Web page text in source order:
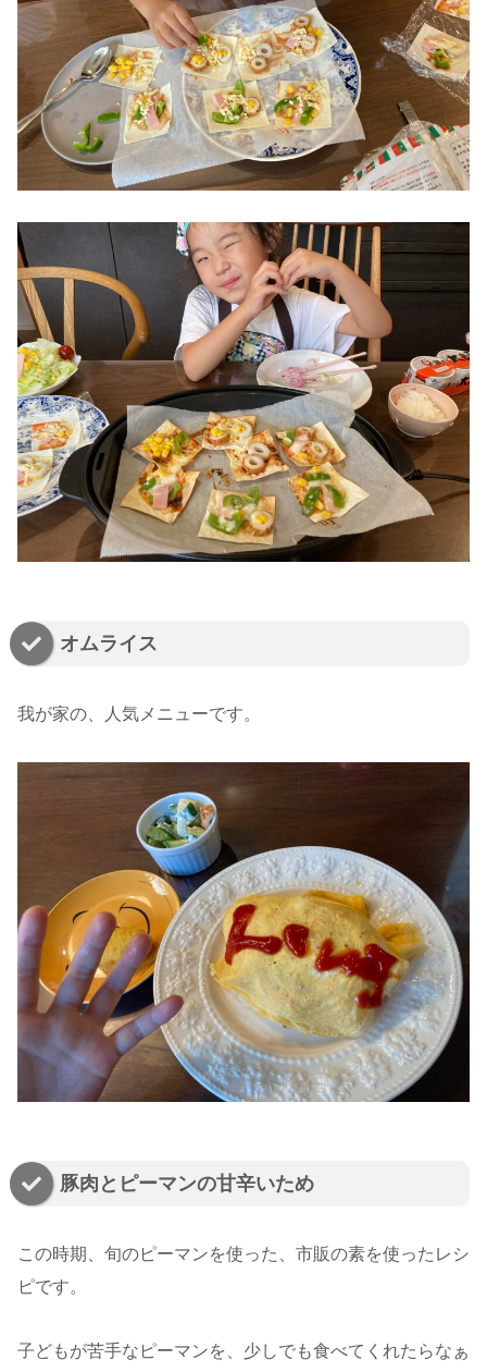
オムライス
我が家の、人気メニューです。
豚肉とピーマンの甘辛いため
この時期、旬のピーマンを使った、市販の素を使ったレシ
ピです。
子どもが苦手なピーマンを、少しでも食べてくれたらなぁ